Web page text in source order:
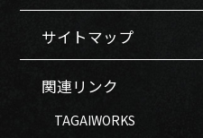
サイトマップ
関連リンク
TAGAIWORKS